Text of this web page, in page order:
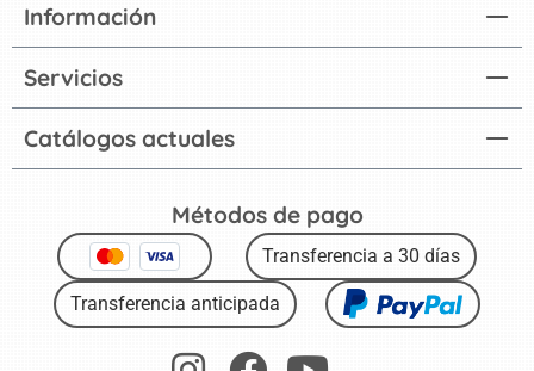
Catálogos actuales
Información
Servicios
Métodos de pago
Transferencia a 30 días
Transferencia anticipada